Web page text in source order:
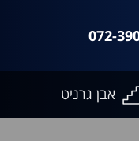
072-
אבן גרניט